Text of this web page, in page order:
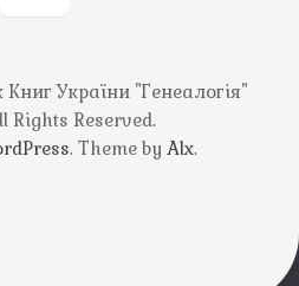
України "Генеалогія"
Rights Reserved.
. Theme by Alx.